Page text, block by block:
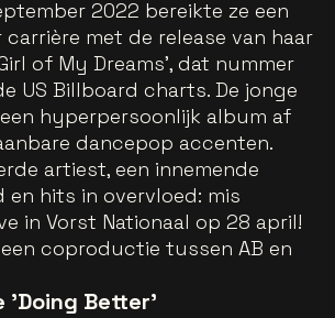
2022 bereikte ze een
carrière met de release van haar
of My Dreams', dat nummer
US Billboard charts. De jonge
hyperpersoonlijk album af
dancepop accenten.
artiest, een innemende
en hits in overvloed: mis
in Vorst Nationaal op 28 april!
coproductie tussen AB en
'Doing Better'